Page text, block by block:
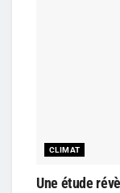
CLIMAT
Une étude